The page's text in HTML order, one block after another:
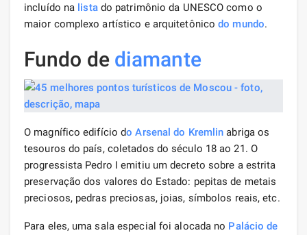
incluído na listado patrimônio da UNESCO como o
maior complexo artístico e arquitetônicodo mundo.
Fundo de diamante
O magnífico edifício do Arsenal do Kremlin abriga os
tesouros do país, coletados do século 18 ao 21. O
progressista Pedro I emitiu um decreto sobre a estrita
preservação dos valores do Estado: pepitas de metais
preciosos, pedras preciosas, joias, símbolos reais, etc.
Para eles, uma sala especial foi alocada no Palácio de